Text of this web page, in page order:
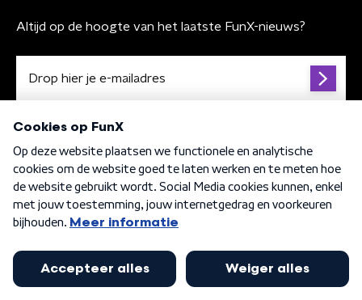
Altijd op de hoogte van het laatste FunX-nieuws?
Algemene voorwaarden Privacybeleid